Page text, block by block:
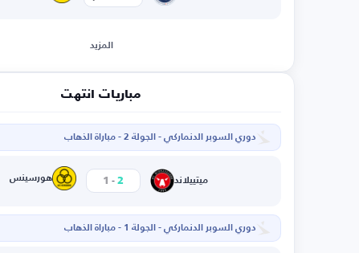
المزيد
مباريات انتهت
دوري السوبر الدنماركي - الجولة 2 - مباراة الذهاب
ميتييلاند 2
-
1 هورسينس
دوري السوبر الدنماركي - الجولة 1 - مباراة الذهاب